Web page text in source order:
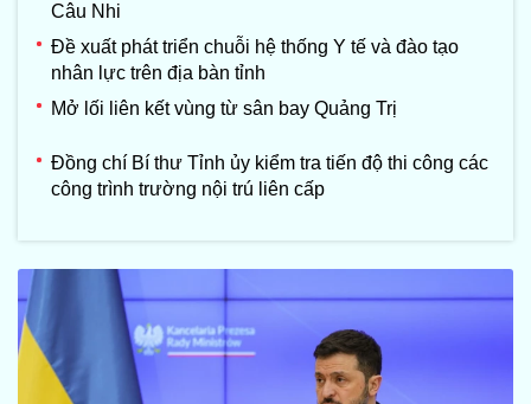
Câu Nhi
Đề xuất phát triển chuỗi hệ thống Y tế và đào tạo
nhân lực trên địa bàn tỉnh
Mở lối liên kết vùng từ sân bay Quảng Trị
Đồng chí Bí thư Tỉnh ủy kiểm tra tiến độ thi công các
công trình trường nội trú liên cấp